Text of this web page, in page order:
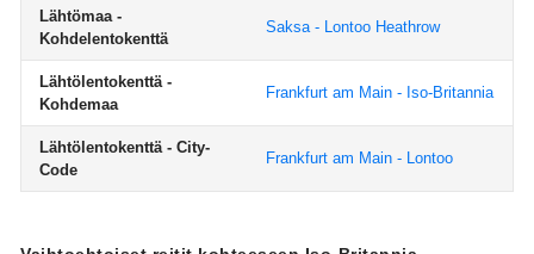
Lähtömaa -
Kohdelentokenttä
Saksa - Lontoo Heathrow
Lähtölentokenttä -
Kohdemaa
Frankfurt am Main - Iso-Britannia
Lähtölentokenttä - City-
Code
Frankfurt am Main - Lontoo